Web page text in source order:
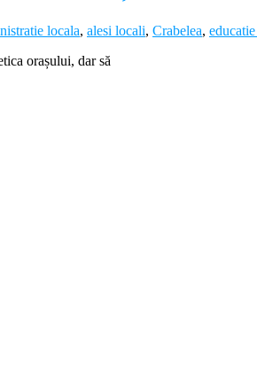
locala, alesi locali, Crabelea,
orașului, dar să